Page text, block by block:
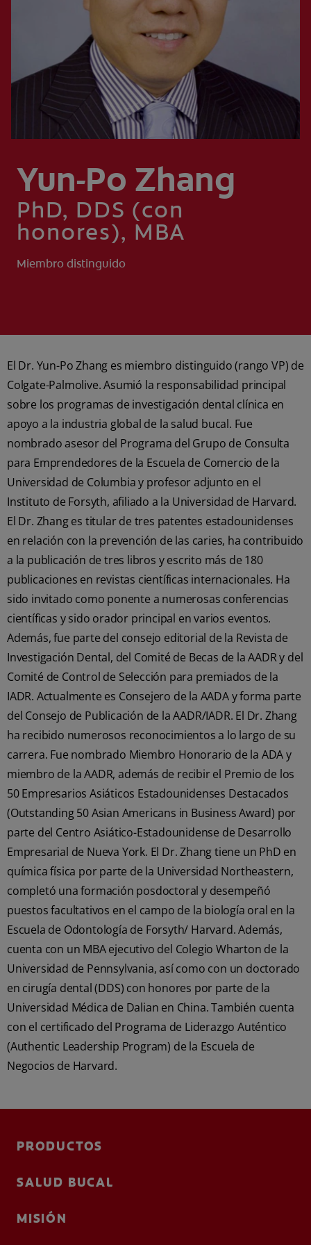
CHEQUEO DE SALUD BUCAL
CORRESPONDENCIA DE PRODUCTOS
PROMOCIONES
Yun-Po Zhang
PhD, DDS (con
honores), MBA
Miembro distinguido
El Dr. Yun-Po Zhang es miembro distinguido (rango VP) de
Colgate-Palmolive. Asumió la responsabilidad principal
sobre los programas de investigación dental clínica en
apoyo a la industria global de la salud bucal. Fue
nombrado asesor del Programa del Grupo de Consulta
para Emprendedores de la Escuela de Comercio de la
Universidad de Columbia y profesor adjunto en el
Instituto de Forsyth, afiliado a la Universidad de Harvard.
El Dr. Zhang es titular de tres patentes estadounidenses
en relación con la prevención de las caries, ha contribuido
a la publicación de tres libros y escrito más de 180
publicaciones en revistas científicas internacionales. Ha
sido invitado como ponente a numerosas conferencias
científicas y sido orador principal en varios eventos.
Además, fue parte del consejo editorial de la Revista de
Investigación Dental, del Comité de Becas de la AADR y del
Comité de Control de Selección para premiados de la
IADR. Actualmente es Consejero de la AADA y forma parte
del Consejo de Publicación de la AADR/IADR. El Dr. Zhang
ha recibido numerosos reconocimientos a lo largo de su
carrera. Fue nombrado Miembro Honorario de la ADA y
miembro de la AADR, además de recibir el Premio de los
50 Empresarios Asiáticos Estadounidenses Destacados
(Outstanding 50 Asian Americans in Business Award) por
parte del Centro Asiático-Estadounidense de Desarrollo
Empresarial de Nueva York. El Dr. Zhang tiene un PhD en
química física por parte de la Universidad Northeastern,
completó una formación posdoctoral y desempeñó
puestos facultativos en el campo de la biología oral en la
Escuela de Odontología de Forsyth/ Harvard. Además,
cuenta con un MBA ejecutivo del Colegio Wharton de la
Universidad de Pennsylvania, así como con un doctorado
en cirugía dental (DDS) con honores por parte de la
Universidad Médica de Dalian en China. También cuenta
con el certificado del Programa de Liderazgo Auténtico
(Authentic Leadership Program) de la Escuela de
Negocios de Harvard.
PRODUCTOS
SALUD BUCAL
MISIÓN